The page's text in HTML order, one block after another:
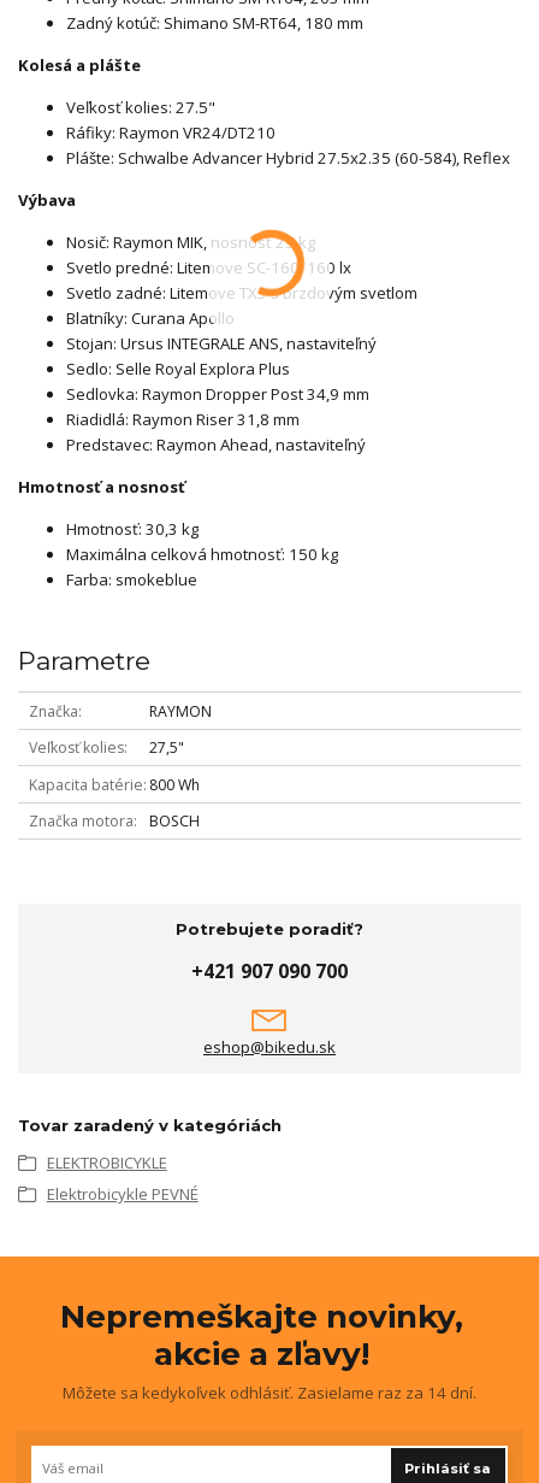
Zadný kotúč: Shimano SM-RT64, 180 mm
Kolesá a plášte
Veľkosť kolies: 27.5"
Ráfiky: Raymon VR24/DT210
Plášte: Schwalbe Advancer Hybrid 27.5x2.35 (60-584), Reflex
Výbava
Nosič: Raymon MIK, nosnosť 25 kg
Svetlo predné: Litemove SC-160, 160 lx
Svetlo zadné: Litemove TX3 s brzdovým svetlom
Blatníky: Curana Apollo
Stojan: Ursus INTEGRALE ANS, nastaviteľný
Sedlo: Selle Royal Explora Plus
Sedlovka: Raymon Dropper Post 34,9 mm
Riadidlá: Raymon Riser 31,8 mm
Predstavec: Raymon Ahead, nastaviteľný
Hmotnosť a nosnosť
Hmotnosť: 30,3 kg
Maximálna celková hmotnosť: 150 kg
Farba: smokeblue
Parametre
Značka
RAYMON
Veľkosť kolies
27,5"
Kapacita batérie 800 Wh
Značka motora
BOSCH
Potrebujete poradiť?
+421 907 090 700
eshop@bikedu.sk
Tovar zaradený v kategóriách
ELEKTROBICYKLE
Elektrobicykle PEVNÉ
Nepremeškajte novinky,
akcie a zľavy!
Môžete sa kedykoľvek odhlásiť. Zasielame raz za 14 dní.
Prihlásiť sa